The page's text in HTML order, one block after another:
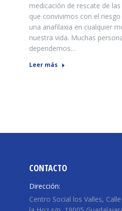
medicación de rescate de
que convivimos con el
una anafilaxia en cualquier
nuestra vida. Muchas
dependemos…
Leer más
CONTACTO
Dirección:
Centro Social los Valles,